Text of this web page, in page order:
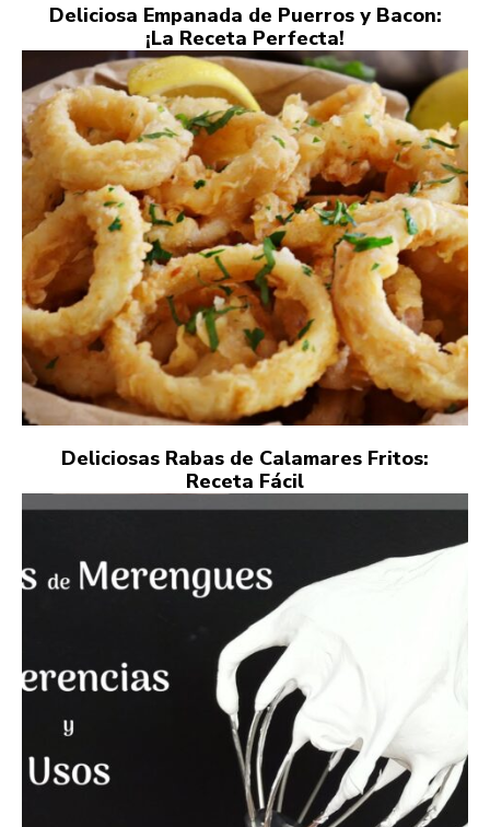
Deliciosa Empanada de Puerros y Bacon:
¡La Receta Perfecta!
Deliciosas Rabas de Calamares Fritos:
Receta Fácil